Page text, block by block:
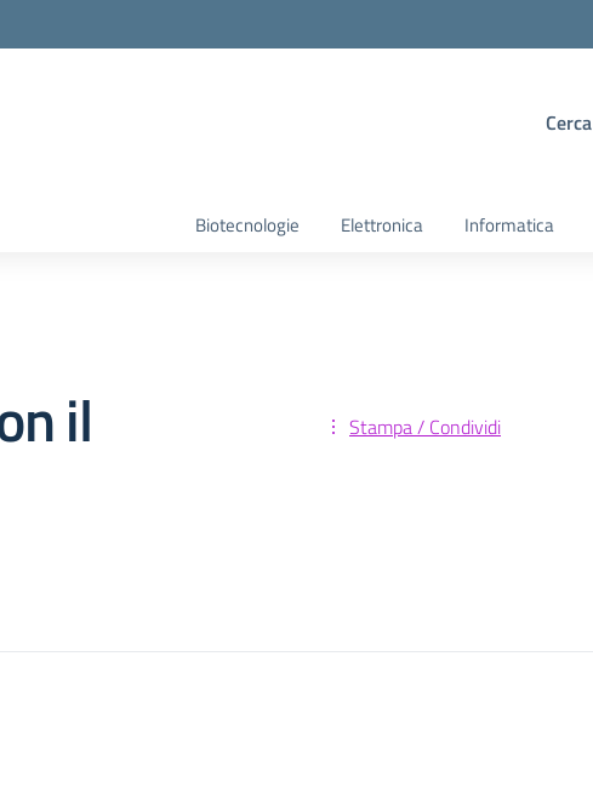
Cerca
Biotecnologie Elettronica Informatica
il Stampa / Condividi